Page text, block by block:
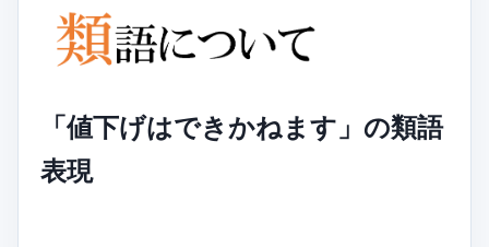
「値下げはできかねます」の類語
表現